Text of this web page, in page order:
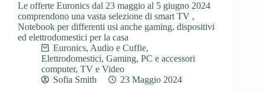
Le offerte Euronics dal 23 maggio al 5 giugno 2024
comprendono una vasta selezione di smart TV ,
Notebook per differenti usi anche gaming, dispositivi
ed elettrodomestici per la casa
Euronics, Audio e Cuffie,
Elettrodomestici, Gaming, PC e accessori
computer, TV e Video
Sofia Smith
23 Maggio 2024